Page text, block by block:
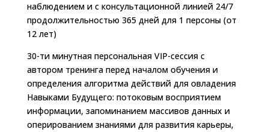
наблюдением и с консультационной линией 24/7
продолжительностью 365 дней для 1 персоны (от
12 лет)
30-ти минутная персональная VIP-сессия с
автором тренинга перед началом обучения и
определения алгоритма действий для овладения
Навыками Будущего: потоковым восприятием
информации, запоминанием массивов данных и
оперированием знаниями для развития карьеры,